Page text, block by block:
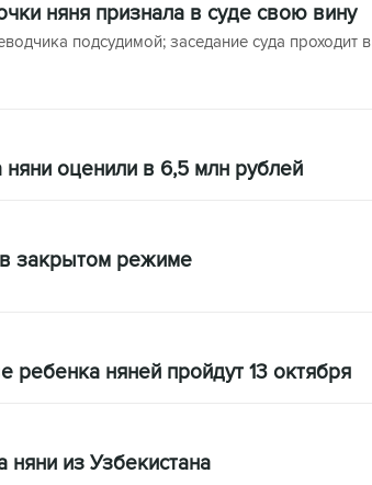
няня признала в суде свою вину
подсудимой; заседание суда проходит в
оценили в 6,5 млн рублей
закрытом режиме
няней пройдут 13 октября
из Узбекистана